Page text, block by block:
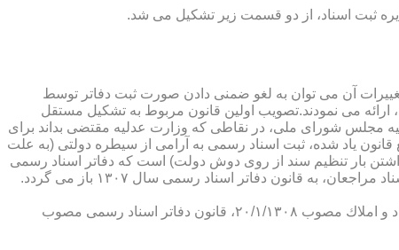
ساخت كه از عمده ترین تغییرات آن می توان به لغو ضمنی دادن صورت ثبت دفاتر توسط
می نمودند.تصویب اولین قانون مربوط به تشكیل مستقل
۱۳۰۷ باز می گردد. مطابق ماده ۱ قانون تشكیل دفاتر اسناد رسمی مصوب ۱۳/۱۱/۱۳۰۷ كمیسیون عدلیه مجلس شورای ملی، در نقاطی كه وزارت عدلیه مقتضی بداند برای
یاد شده، ثبت اسناد رسمی به آرامی از سیطره دولتی (به علت
بار تنظیم سند از روی دوش دولت) است كه دفاتر اسناد رسمی
شكل می گیرد، علی رغم اینكه صلاحیت دفاتر در آن زمان محلی بوده است. به عبارت دیگر اولین اقدام مربوط به خصوصی سازی تنظیم اسناد مراجعان، به قانون دفاتر اسناد رسمی سال ۱۳۰۷ باز می گردد.
در آن زمان، هر دفتر اسناد رسمی مركب از یك نفر صاحب دفتر و لااقل یك نفر نماینده اداره ثبت اسناد بوده است. با تصویب قانون ثبت اسناد و املاك مصوب ۲۰/۱/۱۳۰۸، قانون دفاتر اسناد رسمی مصوب